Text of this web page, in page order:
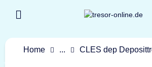
Home ... CLES dep